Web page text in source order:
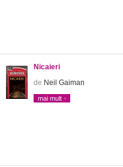
Nicaieri
de Neil Gaiman
mai mult